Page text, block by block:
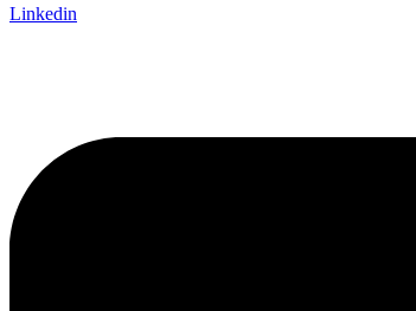
Linkedin